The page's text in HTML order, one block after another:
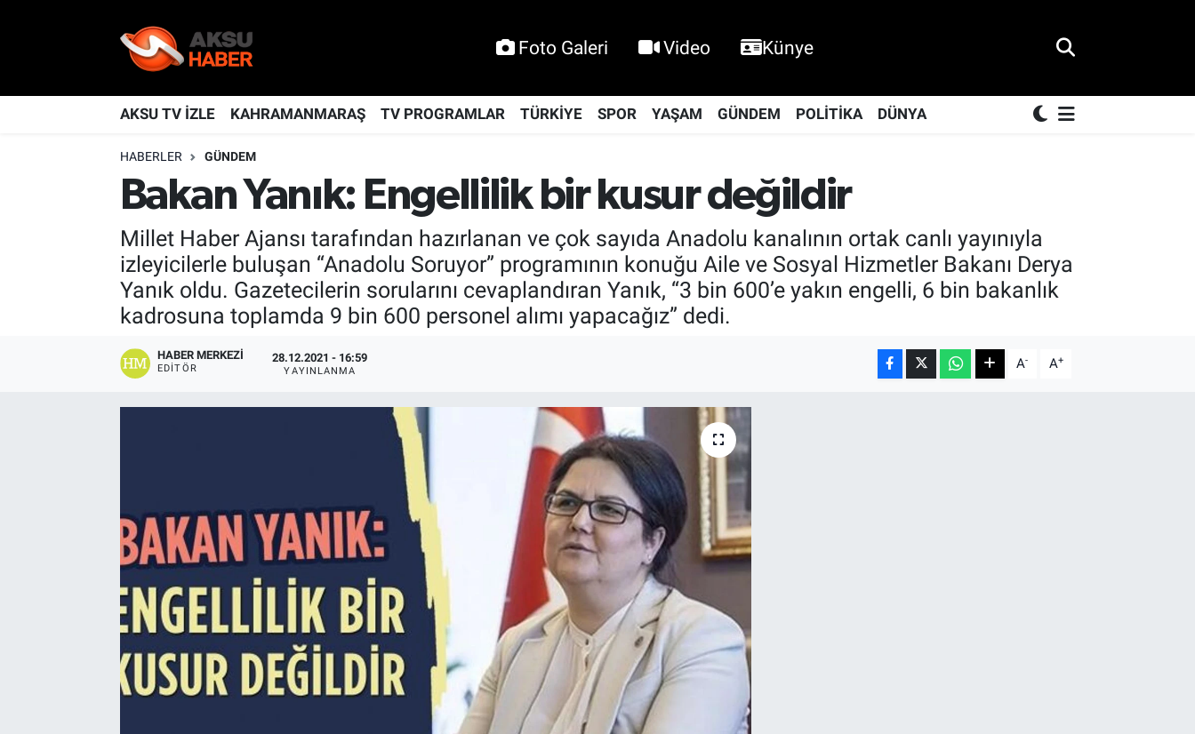
Foto Galeri Video Künye
AKSU TV İZLE KAHRAMANMARAŞ TV PROGRAMLAR TÜRKİYE SPOR YAŞAM GÜNDEM POLİTİKA DÜNYA
HABERLER GÜNDEM
Bakan Yanık: Engellilik bir kusur değildir
Millet Haber Ajansı tarafından hazırlanan ve çok sayıda Anadolu kanalının ortak canlı yayınıyla
izleyicilerle buluşan “Anadolu Soruyor” programının konuğu Aile ve Sosyal Hizmetler Bakanı Derya
Yanık oldu. Gazetecilerin sorularını cevaplandıran Yanık, “3 bin 600’e yakın engelli, 6 bin bakanlık
kadrosuna toplamda 9 bin 600 personel alımı yapacağız” dedi.
HABER MERKEZI
EDITÖR
28.12.2021 - 16:59
YAYINLANMA A- A+
KAHRAMANMARAŞ
KÜLTÜR-SANAT
TEKNOLOJİ
Nöbetçi Eczaneler
Hava Durumu
Kahramanmaraş Namaz Vakitleri
Trafik Durumu
TFF 2.Lig Kırmızı Grup Puan Durumu ve Fikstür
Tüm Manşetler